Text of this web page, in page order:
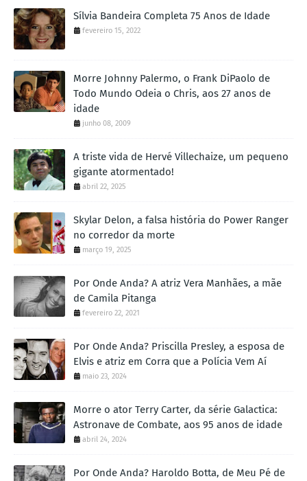
Sílvia Bandeira Completa 75 Anos de Idade
fevereiro 15, 2022
Morre Johnny Palermo, o Frank DiPaolo de
Todo Mundo Odeia o Chris, aos 27 anos de
idade
junho 08, 2009
A triste vida de Hervé Villechaize, um pequeno
gigante atormentado!
abril 22, 2025
Skylar Delon, a falsa história do Power Ranger
no corredor da morte
março 19, 2025
Por Onde Anda? A atriz Vera Manhães, a mãe
de Camila Pitanga
fevereiro 22, 2021
Por Onde Anda? Priscilla Presley, a esposa de
Elvis e atriz em Corra que a Polícia Vem Aí
maio 23, 2024
Morre o ator Terry Carter, da série Galactica:
Astronave de Combate, aos 95 anos de idade
abril 24, 2024
Por Onde Anda? Haroldo Botta, de Meu Pé de